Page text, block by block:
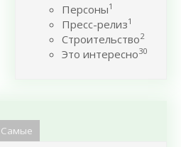
Персоны1
Пресс-релиз1
Строительство2
Это интересно30
Самые